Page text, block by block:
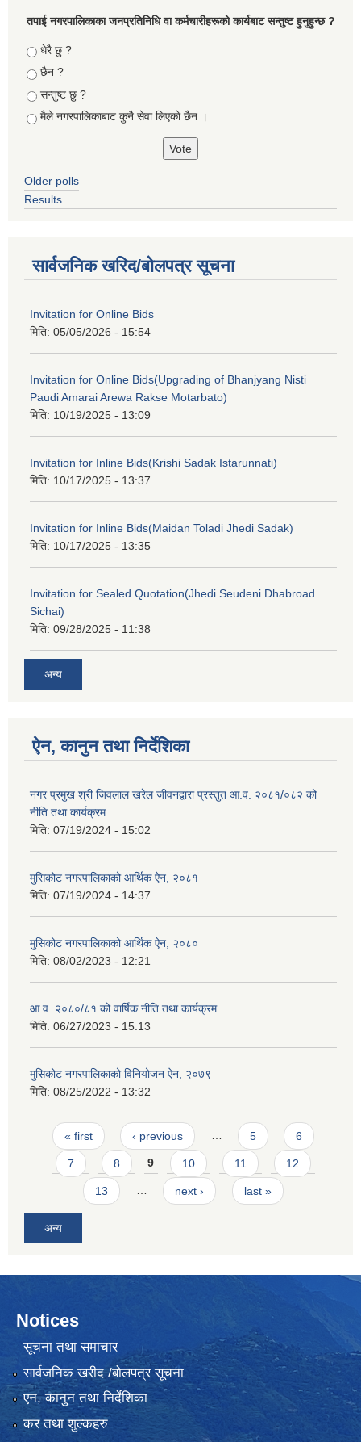
तपा‌ई नगरपालिकाका जनप्रतिनिधि वा कर्मचारीहरूकाे कार्यबाट सन्तुष्ट हुनुहुन्छ ?
Choices
धेरै छु ?
छैन ?
सन्तुष्ट छु ?
मैले नगरपालिकाबाट कुनै सेवा लिएकाे छैन ।
Older polls
Results
सार्वजनिक खरिद/बोलपत्र सूचना
Invitation for Online Bids
मिति: 05/05/2026 - 15:54
Invitation for Online Bids(Upgrading of Bhanjyang Nisti
Paudi Amarai Arewa Rakse Motarbato)
मिति: 10/19/2025 - 13:09
Invitation for Inline Bids(Krishi Sadak Istarunnati)
मिति: 10/17/2025 - 13:37
Invitation for Inline Bids(Maidan Toladi Jhedi Sadak)
मिति: 10/17/2025 - 13:35
Invitation for Sealed Quotation(Jhedi Seudeni Dhabroad
Sichai)
मिति: 09/28/2025 - 11:38
अन्य
ऐन, कानुन तथा निर्देशिका
नगर प्रमुख श्री जिवलाल खरेल जीवनद्वारा प्रस्तुत आ.व. २०८१/०८२ को
नीति तथा कार्यक्रम
मिति: 07/19/2024 - 15:02
मुसिकोट नगरपालिकाको आर्थिक ऐन, २०८१
मिति: 07/19/2024 - 14:37
मुसिकोट नगरपालिकाको आर्थिक ऐन, २०८०
मिति: 08/02/2023 - 12:21
आ.व. २०८०/८१ को वार्षिक नीति तथा कार्यक्रम
मिति: 06/27/2023 - 15:13
मुसिकोट नगरपालिकाको विनियोजन ऐन, २०७९
मिति: 08/25/2022 - 13:32
Pages
« first ‹ previous … 5 6
7 8 9 10 11 12
13 … next › last »
अन्य
Notices
सूचना तथा समाचार
सार्वजनिक खरीद /बोलपत्र सूचना
एन, कानुन तथा निर्देशिका
कर तथा शुल्कहरु